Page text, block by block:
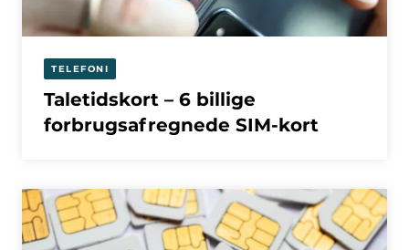
TELEFONI
Taletidskort – 6 billige
forbrugsafregnede SIM-kort